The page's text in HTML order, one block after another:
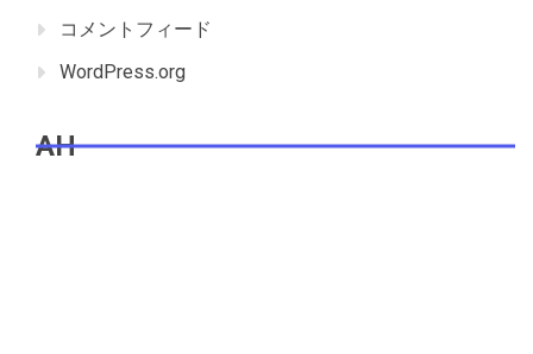
コメントフィード
WordPress.org
AH